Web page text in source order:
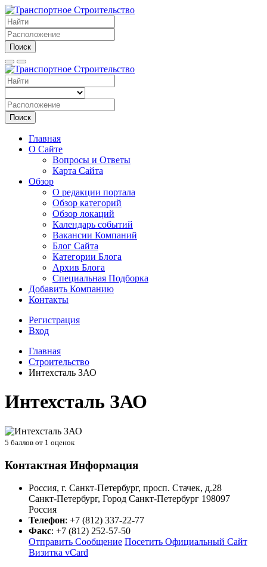
Поиск
Поиск
Главная
О Сайте
Вопросы и Ответы
Карта Сайта
Обзор
О редакции портала
Обзор категорий
Обзор локаций
Календарь событий
Вакансии Компаний
Блог Сайта
Категории Блога
Архив Блога
Специальная Подборка
Добавить Компанию
Контакты
Регистрация
Вход
Главная
Строительство
Интехсталь ЗАО
Интехсталь ЗАО
5 баллов от 1 оценок
Контактная Информация
Россия, г. Санкт-Петербург, просп. Стачек, д.28
Санкт-Петербург, Город Санкт-Петербург 198097
Россия
Телефон: +7 (812) 337-22-77
Факс: +7 (812) 252-57-50
Отправить Сообщение Посетить Официальный Сайт
Визитка vCard